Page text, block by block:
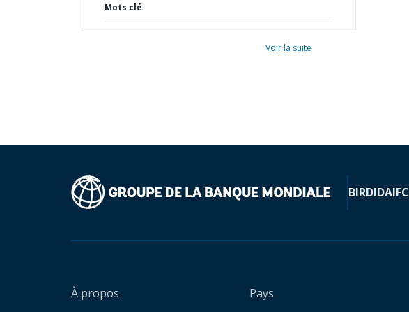
Mots clé
Voir la suite
BIRDIDAIFC
À propos Pays